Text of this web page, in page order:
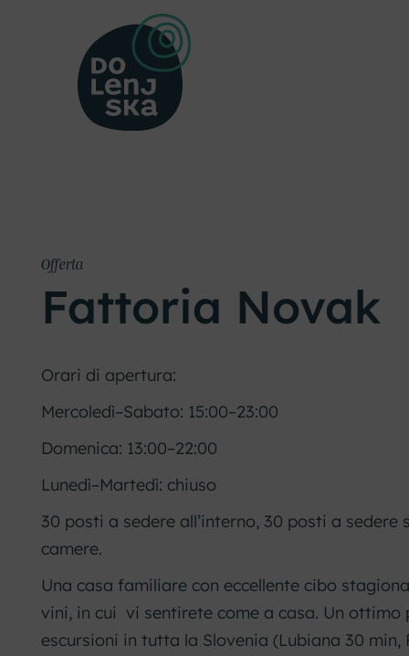
Offerta
Fattoria Novak
Orari di apertura:
Mercoledì–Sabato: 15:00–23:00
Domenica: 13:00–22:00
Lunedì–Martedì: chiuso
30 posti a sedere all’interno, 30 posti a sedere
camere.
Una casa familiare con eccellente cibo
vini, in cui vi sentirete come a casa. Un ottimo
escursioni in tutta la Slovenia (Lubiana 30 min,